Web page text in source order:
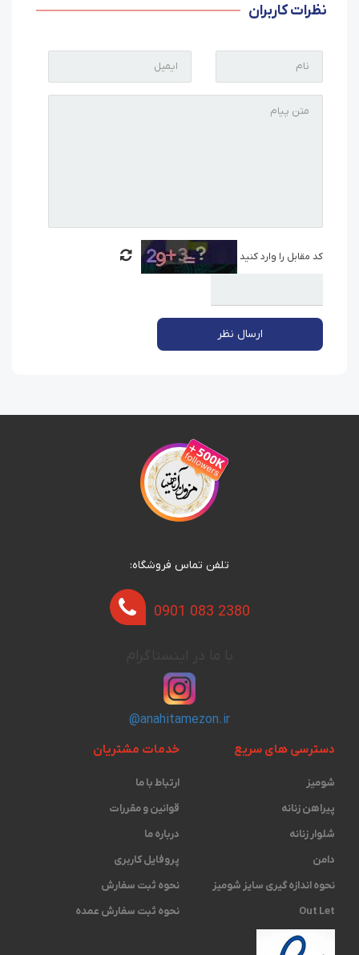
نظرات کاربران
کد مقابل را وارد کنید
ارسال نظر
تلفن تماس فروشگاه:
0901 083 2380
@anahitamezon.ir
دسترسی های سریع
شومیز
پیراهن زنانه
شلوار زنانه
دامن
نحوه اندازه گیری ‫سایز شومیز
Out Let
خدمات مشتریان
ارتباط با ما
قوانین و مقررات
درباره ما
پروفایل کاربری
نحوه ثبت سفارش
نحوه ثبت سفارش عمده